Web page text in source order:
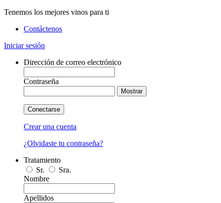
Tenemos los mejores vinos para ti
Contáctenos
Iniciar sesión
Dirección de correo electrónico
Contraseña
Mostrar
Conectarse
Crear una cuenta
¿Olvidaste tu contraseña?
Tratamiento
Sr.
Sra.
Nombre
Apellidos